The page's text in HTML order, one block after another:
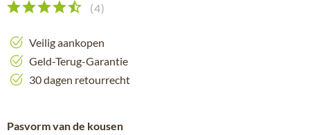
(4)
Veilig aankopen
Geld-Terug-Garantie
30 dagen retourrecht
Pasvorm van de kousen